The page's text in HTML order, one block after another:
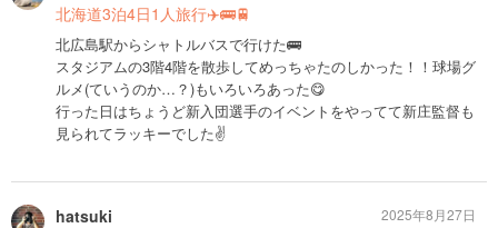
北海道3泊4日1人旅行✈️🚌🚆
北広島駅からシャトルバスで行けた🚌
スタジアムの3階4階を散歩してめっちゃたのしかった！！球場グ
ルメ(ていうのか…？)もいろいろあった😋
行った日はちょうど新入団選手のイベントをやってて新庄監督も
見られてラッキーでした✌️
hatsuki
2025年8月27日